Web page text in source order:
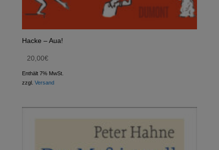
Hacke – Aua!
20,00€
Enthält 7% MwSt.
zzgl. Versand